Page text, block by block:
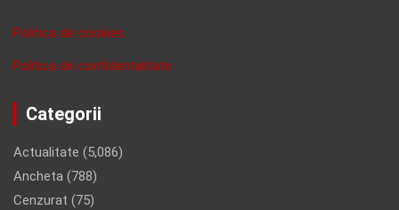
Politica de cookies
Politica de confidentalitate
Categorii
Actualitate (5,086)
Ancheta (788)
Cenzurat (75)